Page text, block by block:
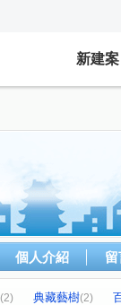
新建案
個人介紹
(2) 典藏藝樹(2)